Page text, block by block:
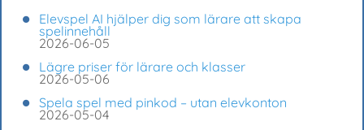
Elevspel AI hjälper dig som lärare att skapa
spelinnehåll
2026-06-05
Lägre priser för lärare och klasser
2026-05-06
Spela spel med pinkod – utan elevkonton
2026-05-04